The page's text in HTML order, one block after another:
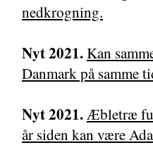
nedkrogning.
Nyt 2021.Kan
Danmark på samme
Nyt 2021.Æbletræ
år siden kan være